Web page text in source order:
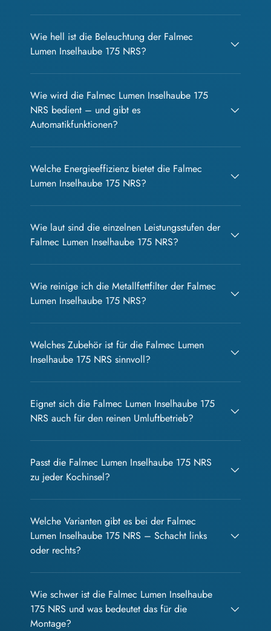
Wie hell ist die Beleuchtung der Falmec
Lumen Inselhaube 175 NRS?
Wie wird die Falmec Lumen Inselhaube 175
NRS bedient – und gibt es
Automatikfunktionen?
Welche Energieeffizienz bietet die Falmec
Lumen Inselhaube 175 NRS?
Wie laut sind die einzelnen Leistungsstufen der
Falmec Lumen Inselhaube 175 NRS?
Wie reinige ich die Metallfettfilter der Falmec
Lumen Inselhaube 175 NRS?
Welches Zubehör ist für die Falmec Lumen
Inselhaube 175 NRS sinnvoll?
Eignet sich die Falmec Lumen Inselhaube 175
NRS auch für den reinen Umluftbetrieb?
Passt die Falmec Lumen Inselhaube 175 NRS
zu jeder Kochinsel?
Welche Varianten gibt es bei der Falmec
Lumen Inselhaube 175 NRS – Schacht links
oder rechts?
Wie schwer ist die Falmec Lumen Inselhaube
175 NRS und was bedeutet das für die
Montage?